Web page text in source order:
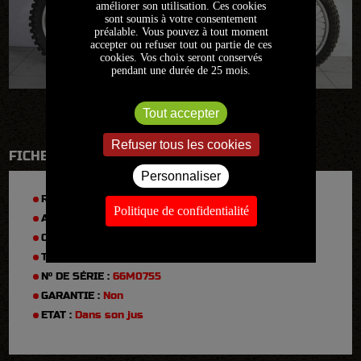
FICHE TECHNIQUE
RÉFÉRENCE :2020FR1111
ANNÉE :
CYLINDRÉE :
TYPE :
N° DE SÉRIE :66M0755
GARANTIE :Non
ETAT :Dans son jus
améliorer son utilisation. Ces cookies
sont soumis à votre consentement
préalable. Vous pouvez à tout moment
accepter ou refuser tout ou partie de ces
cookies. Vos choix seront conservés
pendant une durée de 25 mois.
Tout accepter
Refuser tous les cookies
Personnaliser
Politique de confidentialité